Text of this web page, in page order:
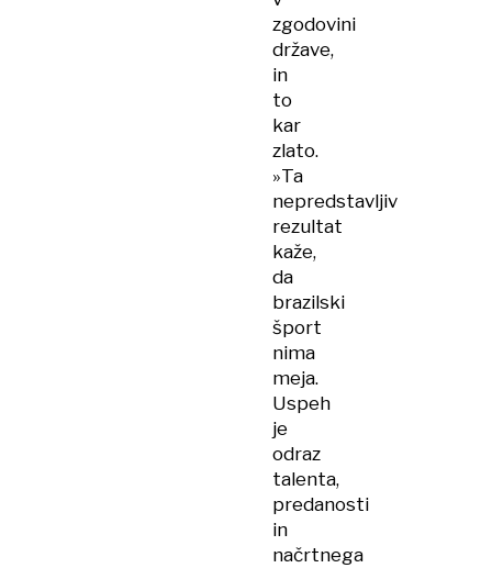
zgodovini
države,
in
to
kar
zlato.
»Ta
nepredstavljiv
rezultat
kaže,
da
brazilski
šport
nima
meja.
Uspeh
je
odraz
talenta,
predanosti
in
načrtnega